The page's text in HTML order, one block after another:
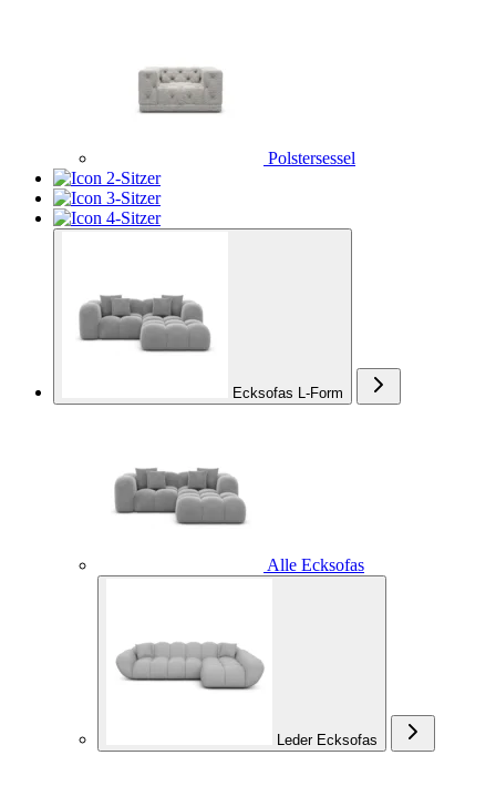
Polstersessel
2-Sitzer
3-Sitzer
4-Sitzer
Ecksofas L-Form
Alle Ecksofas
Leder Ecksofas